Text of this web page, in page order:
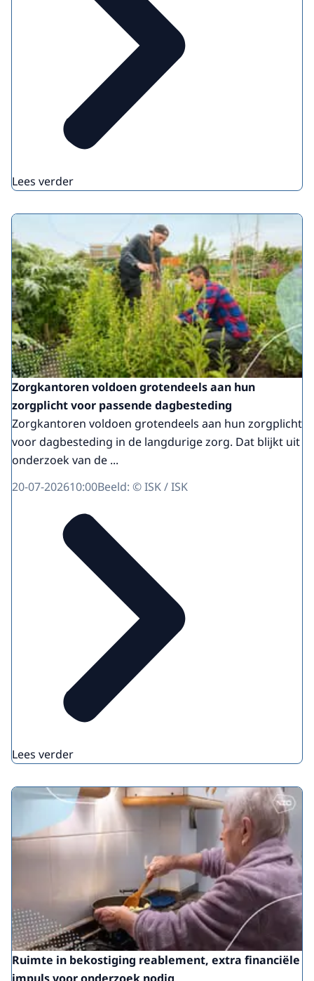
Lees verder
Zorgkantoren voldoen grotendeels aan hun
zorgplicht voor passende dagbesteding
Zorgkantoren voldoen grotendeels aan hun zorgplicht
voor dagbesteding in de langdurige zorg. Dat blijkt uit
onderzoek van de ...
20-07-202610:00Beeld: © ISK / ISK
Lees verder
Ruimte in bekostiging reablement, extra financiële
impuls voor onderzoek nodig